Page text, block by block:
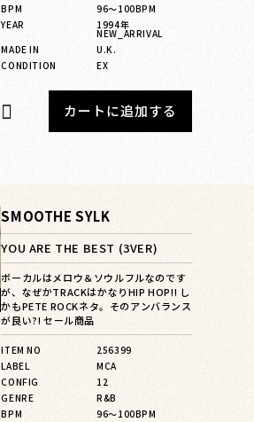
BPM
96〜100BPM
YEAR
1994年
NEW_ARRIVAL
MADE IN
U.K.
CONDITION
EX
カートに追加する
SMOOTHE SYLK
YOU ARE THE BEST (3VER)
ボーカルはメロウ＆ソウルフルなのです
が、なぜかTRACKはかなりHIP HOP!! し
かもPETE ROCKネタ。そのアンバランス
が良い?! セール商品
ITEM NO
256399
LABEL
MCA
CONFIG
12
GENRE
R&B
BPM
96〜100BPM